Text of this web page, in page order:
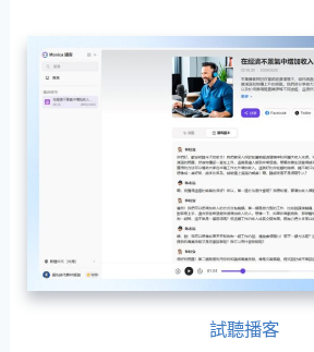
試聽播客